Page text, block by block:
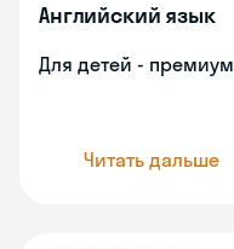
Английский язык
Для детей - премиум
Читать дальше